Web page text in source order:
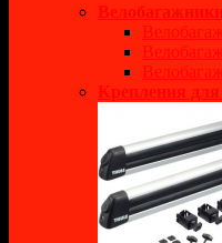
Велобагажники
Крепления